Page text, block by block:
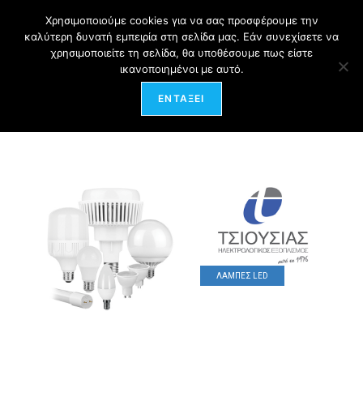
ΛΑΜΠΕΣ LED
Χρησιμοποιούμε cookies για να σας προσφέρουμε την
καλύτερη δυνατή εμπειρία στη σελίδα μας. Εάν συνεχίσετε να
χρησιμοποιείτε τη σελίδα, θα υποθέσουμε πως είστε
ικανοποιημένοι με αυτό.
ΕΝΤΆΞΕΙ